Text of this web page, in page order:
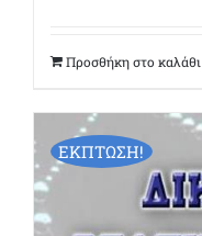
Προσθήκη στο καλάθι
ΕΚΠΤΩΣΗ!